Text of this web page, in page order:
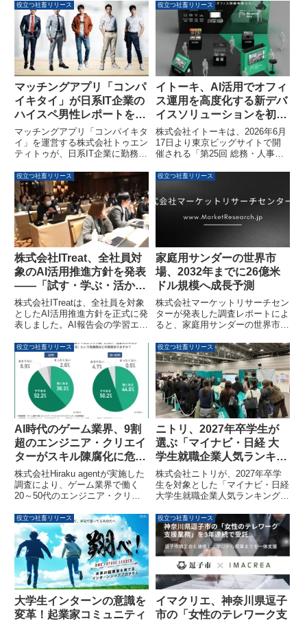
役立つ社畜リリース
マッチングアプリ「コンパ
イキタイ」が日系IT企業の
ハイスペ男性レポートを公
開
マッチングアプリ「コンパイキタ
イ」を運営する株式会社トゥエン
ティトゥが、日系IT企業に勤務す
2026年版「ハイスペ男性レポー
ト」を公表しました。本レポート
は、楽天、ソフトバンク、LINE
ヤフーなど大手6社の男性社員の
社風や特徴を詳細に分析してお
り、婚活や転職・就職活動にも役
立つ情報が提供されています。
役立つ社畜リリース
イトーキ、AI活用でオフィ
ス運用を高度化する新デバ
イスソリューションを初展
示 「総務・人事・経理
Week【東京｜6月】」に出
展
株式会社イトーキは、2026年6月
17日より東京ビッグサイトで開
催される「第25回 総務・人事・
「ワークプレイス改革EXPO」に
スのセンシングデータを収集しAI
による高度なオフィス運用を実現
する新デバイスソリューション
役立つ社畜リリース
株式会社ITreat、全社員対
象のAI活用推進方針を発表
——「試す・学ぶ・活か
す」文化で業務効率向上と
リテラシー底上げへ
株式会社ITreatは、全社員を対象
としたAI活用推進方針を正式に発
表しました。AI報告会の学習エン
度の導入、既存のAIツール利用補
助制度の活用を通じて、業務効率
の向上と組織全体のAIリテラシー
の底上げを目指します。
役立つ社畜リリース
家庭用サンダーの世界市
場、2032年までに26億米
ドル規模へ成長予測
株式会社マーケットリサーチセン
ターが発表した調査レポートによ
ると、家庭用サンダーの世界市場
2032年には26億100万米ドルに達
し、2026年から2032年にかけて
年平均成長率（CAGR）4.6%で
成長する見込みです。DIY需要の
増加や表面処理の重要性が市場を
牽引する一方で、安全性や粉塵管
理などの課題も指摘されていま
す。
役立つ社畜リリース
AI時代のゲーム業界、9割
超のエンジニア・クリエイ
ターがスキル陳腐化に危機
感。ミドル層はリスキリン
グを実践し、世代間で異な
るキャリア戦略が明らかに
株式会社Hiraku agentが実施した
調査により、ゲーム業界で働く
20～50代のエンジニア・クリエ
化によるスキル陳腐化を懸念して
いることが判明しました。特にミ
ドル層はリスキリングを積極的に
実践しており、若手層は「フルス
タック×転職」、ミドル層は「マ
ネジメント×職人」と、世代間で
キャリア戦略が異なる実態が浮き
彫りになっています。
役立つ社畜リリース
ニトリ、2027年卒学生が
選ぶ「マイナビ・日経 大
学生就職企業人気ランキン
グ」文系総合で4年連続1位
を獲得
株式会社ニトリが、2027年卒学
生を対象とした「マイナビ・日経
大学生就職企業人気ランキング」
1位を獲得しました。理系総合で
も14位に選出され、学生の主体
的なキャリア形成を支援する独自
の採用戦略とビジネスモデルが評
価された形です。
役立つ社畜リリース
大学生インターンの意識を
変革！起業家コミュニティ
役立つ社畜リリース
イマクリエ、神奈川県逗子
市の「女性のテレワーク支